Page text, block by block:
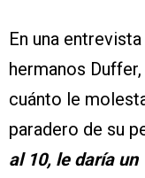
En una
hermanos
cuánto le
paradero de su
al 10, le daría